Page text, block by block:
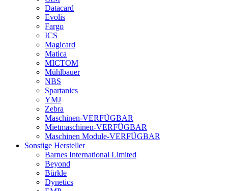
Datacard
Evolis
Fargo
ICS
Magicard
Matica
MICTOM
Mühlbauer
NBS
Spartanics
YMJ
Zebra
Maschinen-VERFÜGBAR
Mietmaschinen-VERFÜGBAR
Maschinen Module-VERFÜGBAR
Sonstige Hersteller
Barnes International Limited
Beyond
Bürkle
Dynetics